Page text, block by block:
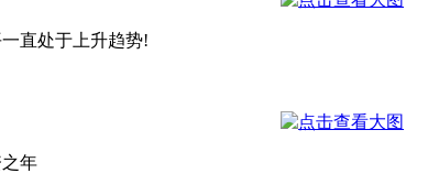
直处于上升趋势!
年